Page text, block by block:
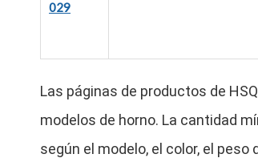
029
Las páginas de productos de
modelos de horno. La cantidad
según el modelo, el color, el peso